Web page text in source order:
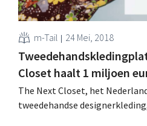
m-Tail 24 Mei, 2018
Closet haalt 1 miljoen
The Next Closet, het
tweedehandse